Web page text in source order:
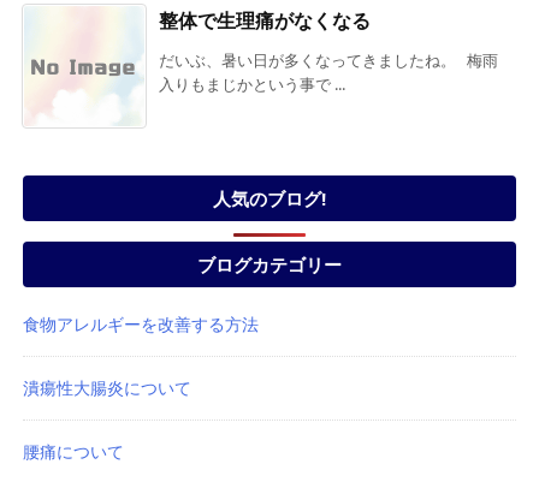
整体で生理痛がなくなる
だいぶ、暑い日が多くなってきましたね。 梅雨
入りもまじかという事で ...
人気のブログ!
ブログカテゴリー
食物アレルギーを改善する方法
潰瘍性大腸炎について
腰痛について